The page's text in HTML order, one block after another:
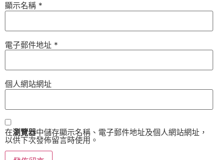
顯示名稱 *
電子郵件地址 *
個人網站網址
在瀏覽器中儲存顯示名稱、電子郵件地址及個人網站網址，
以供下次發佈留言時使用。